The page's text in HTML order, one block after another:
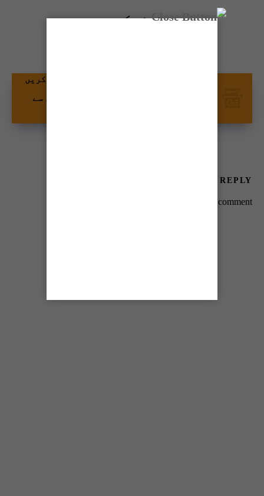
شیئر کریں
گوگل نیوز پر ٹائمز آف کراچی کو فالو کریں
اور اپنی پسندیدہ مواد کو زیادہ تیزی سے
LEAVE A REPLY
to post a comment.